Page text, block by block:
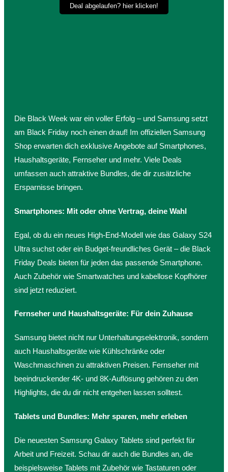
Die Black Week war ein voller Erfolg – und Samsung setzt
am Black Friday noch einen drauf! Im offiziellen Samsung
Shop erwarten dich exklusive Angebote auf Smartphones,
Haushaltsgeräte, Fernseher und mehr. Viele Deals
umfassen auch attraktive Bundles, die dir zusätzliche
Ersparnisse bringen.
Smartphones: Mit oder ohne Vertrag, deine Wahl
Egal, ob du ein neues High-End-Modell wie das Galaxy S24
Ultra suchst oder ein Budget-freundliches Gerät – die Black
Friday Deals bieten für jeden das passende Smartphone.
Auch Zubehör wie Smartwatches und kabellose Kopfhörer
sind jetzt reduziert.
Fernseher und Haushaltsgeräte: Für dein Zuhause
Samsung bietet nicht nur Unterhaltungselektronik, sondern
auch Haushaltsgeräte wie Kühlschränke oder
Waschmaschinen zu attraktiven Preisen. Fernseher mit
beeindruckender 4K- und 8K-Auflösung gehören zu den
Highlights, die du dir nicht entgehen lassen solltest.
Tablets und Bundles: Mehr sparen, mehr erleben
Die neuesten Samsung Galaxy Tablets sind perfekt für
Arbeit und Freizeit. Schau dir auch die Bundles an, die
beispielsweise Tablets mit Zubehör wie Tastaturen oder
Deal abgelaufen? hier klicken!